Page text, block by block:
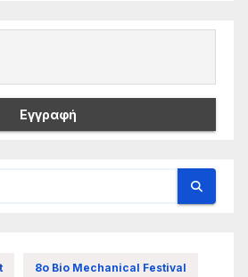
8ο Bio Mechanical Festival